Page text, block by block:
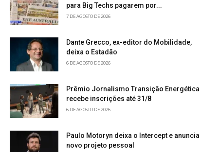
para Big Techs pagarem por...
7 DE AGOSTO DE 2026
Dante Grecco, ex-editor do Mobilidade,
deixa o Estadão
6 DE AGOSTO DE 2026
Prêmio Jornalismo Transição Energética
recebe inscrições até 31/8
6 DE AGOSTO DE 2026
Paulo Motoryn deixa o Intercept e anuncia
novo projeto pessoal